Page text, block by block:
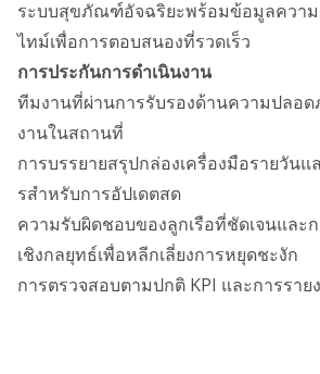
ระบบสุขภัณฑ์อัจฉริยะพร้อมข้อมูลความ
ไทม์เพื่อการตอบสนองที่รวดเร็ว
การประกันการดําเนินงาน
ทีมงานที่ผ่านการรับรองด้านความปลอ
งานในสถานที่
การบรรยายสรุปกล่องเครื่องมือรายวัน
รสําหรับการอัปเดตสด
ความรับผิดชอบของลูกเรือที่ชัดเจนและก
เชิงกลยุทธ์เพื่อหลีกเลี่ยงการหยุดชะงัก
การตรวจสอบตามปกติ KPI และการรา